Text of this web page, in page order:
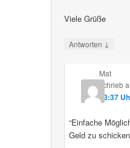
Viele Grüße
Antworten ↓
Mat
schrieb
23:37
“Einfache
Geld zu